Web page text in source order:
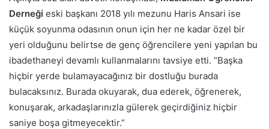
Derneği eski başkanı 2018 yılı mezunu Haris Ansari ise
küçük soyunma odasının onun için her ne kadar özel bir
yeri olduğunu belirtse de genç öğrencilere yeni yapılan bu
ibadethaneyi devamlı kullanmalarını tavsiye etti. “Başka
hiçbir yerde bulamayacağınız bir dostluğu burada
bulacaksınız. Burada okuyarak, dua ederek, öğrenerek,
konuşarak, arkadaşlarınızla gülerek geçirdiğiniz hiçbir
saniye boşa gitmeyecektir.”